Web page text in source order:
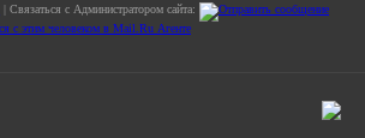
| Связаться с Администратором сайта: